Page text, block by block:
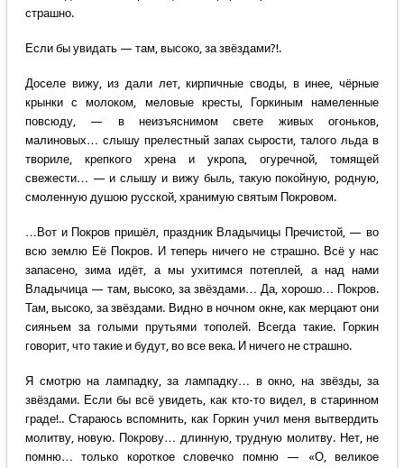
страшно.
Если бы увидать — там, высоко, за звёздами?!.
Доселе вижу, из дали лет, кирпичные своды, в инее, чёрные
крынки с молоком, меловые кресты, Горкиным намеленные
повсюду, — в неизъяснимом свете живых огоньков,
малиновых… слышу прелестный запах сырости, талого льда в
твориле, крепкого хрена и укропа, огуречной, томящей
свежести… — и слышу и вижу быль, такую покойную, родную,
смоленную душою русской, хранимую святым Покровом.
…Вот и Покров пришёл, праздник Владычицы Пречистой, — во
всю землю Её Покров. И теперь ничего не страшно. Всё у нас
запасено, зима идёт, а мы ухитимся потеплей, а над нами
Владычица — там, высоко, за звёздами… Да, хорошо… Покров.
Там, высоко, за звёздами. Видно в ночном окне, как мерцают они
сияньем за голыми прутьями тополей. Всегда такие. Горкин
говорит, что такие и будут, во все века. И ничего не страшно.
Я смотрю на лампадку, за лампадку… в окно, на звёзды, за
звёздами. Если бы всё увидеть, как кто-то видел, в старинном
граде!.. Стараюсь вспомнить, как Горкин учил меня вытвердить
молитву, новую. Покрову… длинную, трудную молитву. Нет, не
помню… только короткое словечко помню — «О, великое